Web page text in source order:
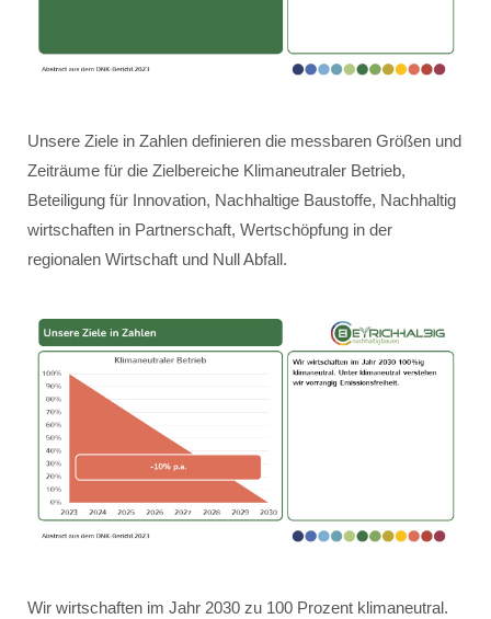
Unsere Ziele in Zahlen definieren die messbaren Größen und
Zeiträume für die Zielbereiche Klimaneutraler Betrieb,
Beteiligung für Innovation, Nachhaltige Baustoffe, Nachhaltig
wirtschaften in Partnerschaft, Wertschöpfung in der
regionalen Wirtschaft und Null Abfall.
Wir wirtschaften im Jahr 2030 zu 100 Prozent klimaneutral.